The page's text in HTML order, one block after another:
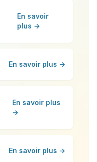
En savoir
plus →
En savoir plus →
En savoir plus
→
En savoir plus →